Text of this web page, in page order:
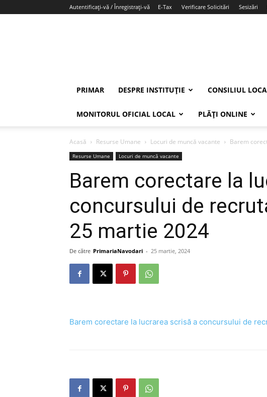
Autentificați-vă / Înregistrați-vă E-Tax Verificare Solicitări Sesizări
PRIMAR DESPRE INSTITUȚIE CONSILIUL
MONITORUL OFICIAL LOCAL PLĂȚI ONLINE
Acasă Resurse Umane Locuri de muncă vacante Barem
Resurse Umane Locuri de muncă vacante
Barem corectare la
concursului de
25 martie 2024
De către PrimariaNavodari - 25 martie, 2024
Barem corectare la lucrarea scrisă a concursului de